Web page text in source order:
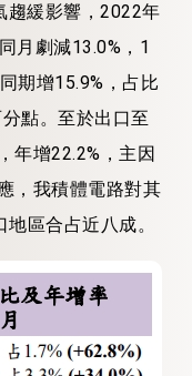
趨緩影響，2022年
月劇減13.0%，1
期增15.9%，占比
點。至於出口至
年增22.2%，主因
，我積體電路對其
區合占近八成。